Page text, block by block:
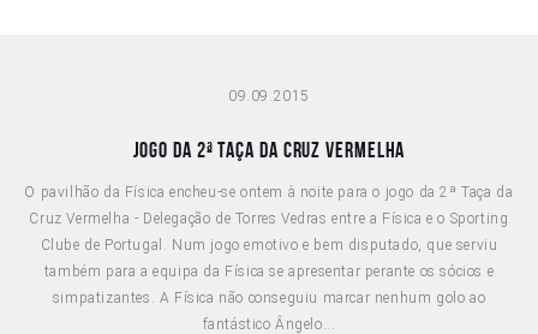
09.09.2015
Jogo da 2ª Taça da Cruz Vermelha
O pavilhão da Física encheu-se ontem à noite para o jogo da 2ª Taça da
Cruz Vermelha - Delegação de Torres Vedras entre a Física e o Sporting
Clube de Portugal. Num jogo emotivo e bem disputado, que serviu
também para a equipa da Física se apresentar perante os sócios e
simpatizantes. A Física não conseguiu marcar nenhum golo ao
fantástico Ângelo...